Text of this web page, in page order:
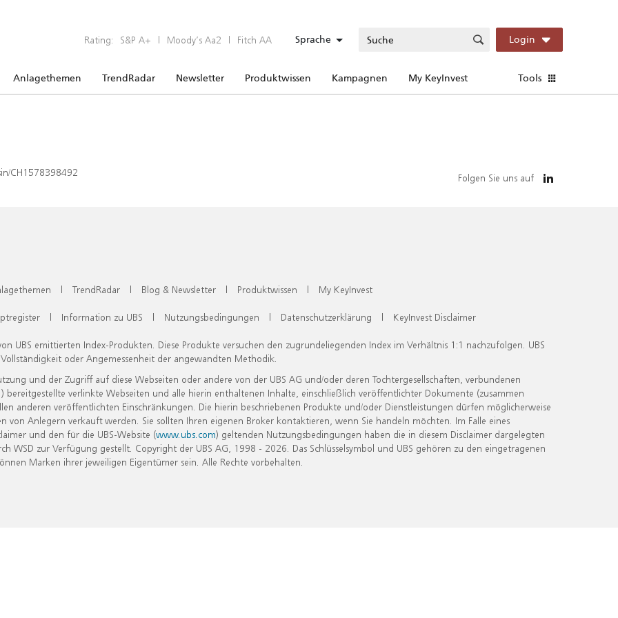
Rating: S&P A+ | Moody’s Aa2 | Fitch AA Sprache Login
Anlagethemen TrendRadar Newsletter Produktwissen Kampagnen My KeyInvest Tools
CH1578398492 Folgen Sie uns auf
| TrendRadar | Blog & Newsletter | Produktwissen | My KeyInvest
| Information zu UBS | Nutzungsbedingungen | Datenschutzerklärung | KeyInvest Disclaimer
UBS emittierten Index-Produkten. Diese Produkte versuchen den zugrundeliegenden Index im Verhältnis 1:1 nachzufolgen. UBS
oder Angemessenheit der angewandten Methodik.
und der Zugriff auf diese Webseiten oder andere von der UBS AG und/oder deren Tochtergesellschaften, verbundenen
verlinkte Webseiten und alle hierin enthaltenen Inhalte, einschließlich veröffentlichter Dokumente (zusammen
anderen veröffentlichten Einschränkungen. Die hierin beschriebenen Produkte und/oder Dienstleistungen dürfen möglicherweise
Anlegern verkauft werden. Sie sollten Ihren eigenen Broker kontaktieren, wenn Sie handeln möchten. Im Falle eines
und den für die UBS-Website (www.ubs.com) geltenden Nutzungsbedingungen haben die in diesem Disclaimer dargelegten
zur Verfügung gestellt. Copyright der UBS AG, 1998 - 2026. Das Schlüsselsymbol und UBS gehören zu den eingetragenen
Marken ihrer jeweiligen Eigentümer sein. Alle Rechte vorbehalten.